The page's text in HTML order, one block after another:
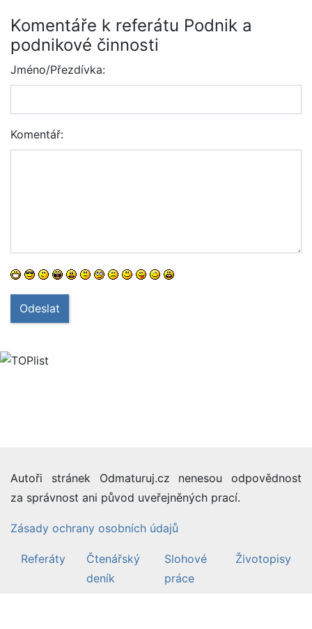
Komentáře k referátu Podnik a
podnikové činnosti
Jméno/Přezdívka:
Komentář:
Odeslat
Autoři stránek Odmaturuj.cz nenesou odpovědnost
za správnost ani původ uveřejněných prací.
Zásady ochrany osobních údajů
Referáty
Čtenářský
deník
Slohové
práce
Životopisy